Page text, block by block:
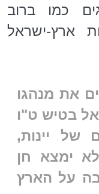
כמו ברוב
ארץ-ישראל
את מנהגו
בטיש ט"ו
של יינות,
ימצא חן
על הארץ